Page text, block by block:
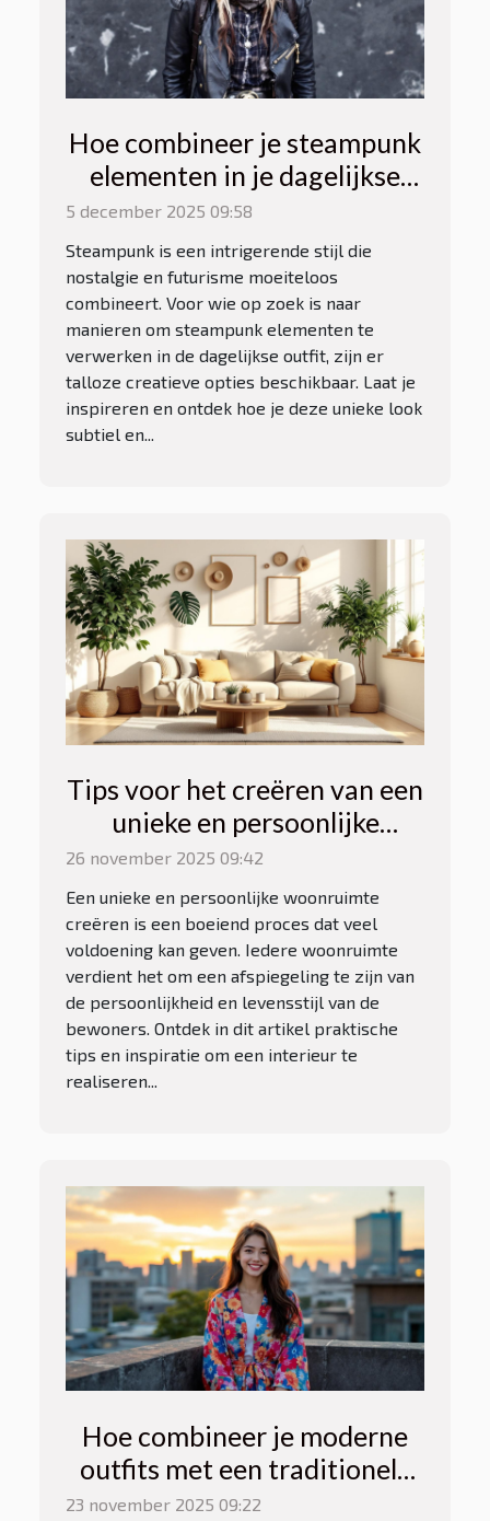
Hoe combineer je steampunk
elementen in je dagelijkse
outfit?
5 december 2025 09:58
Steampunk is een intrigerende stijl die
nostalgie en futurisme moeiteloos
combineert. Voor wie op zoek is naar
manieren om steampunk elementen te
verwerken in de dagelijkse outfit, zijn er
talloze creatieve opties beschikbaar. Laat je
inspireren en ontdek hoe je deze unieke look
subtiel en...
Tips voor het creëren van een
unieke en persoonlijke
woonruimte
26 november 2025 09:42
Een unieke en persoonlijke woonruimte
creëren is een boeiend proces dat veel
voldoening kan geven. Iedere woonruimte
verdient het om een afspiegeling te zijn van
de persoonlijkheid en levensstijl van de
bewoners. Ontdek in dit artikel praktische
tips en inspiratie om een interieur te
realiseren...
Hoe combineer je moderne
outfits met een traditionele
kimono?
23 november 2025 09:22